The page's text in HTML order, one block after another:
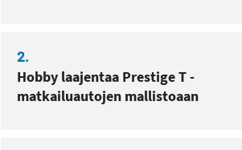
2.
Hobby laajentaa Prestige T -
matkailuautojen mallistoaan